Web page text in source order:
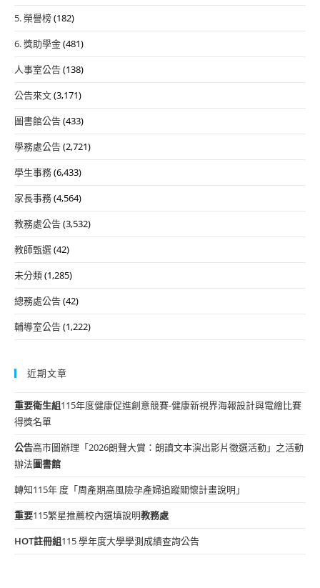
5. 榮譽榜(182)
6. 獎助學金(481)
人事室公告(138)
公告來文(3,171)
圖書館公告(433)
學務處公告(2,721)
學生事務(6,433)
家長事務(4,564)
教務處公告(3,532)
教師甄選(42)
未分類(1,285)
總務處公告(42)
輔導室公告(1,222)
近期文章
重要衛生組115年度健康促進創意競賽-健康新視界海報設計與電繪比賽
得獎名單
公告高市圖辦理「2026朗聲大賞：朗讀文本演出影片徵選活動」之活動
辦法圖書館
轉知115年 度「周產期高風險孕產婦追蹤關懷計畫說明」
重要115繁星推薦校內選填說明教務處
HOT註冊組115 學年度大學學測成績查詢公告